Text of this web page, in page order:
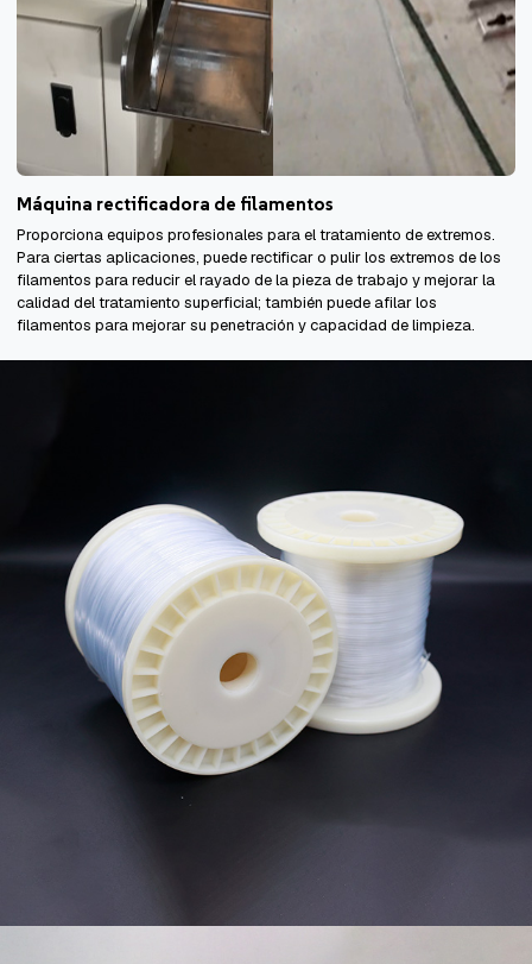
Máquina rectificadora de filamentos
Proporciona equipos profesionales para el tratamiento de extremos.
Para ciertas aplicaciones, puede rectificar o pulir los extremos de los
filamentos para reducir el rayado de la pieza de trabajo y mejorar la
calidad del tratamiento superficial; también puede afilar los
filamentos para mejorar su penetración y capacidad de limpieza.